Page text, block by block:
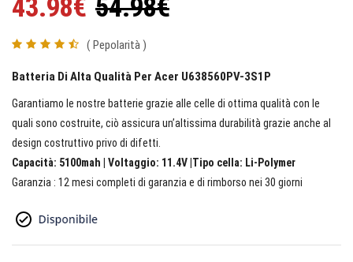
43.98€ 54.98€
( Pepolarità )
Batteria Di Alta Qualità Per Acer U638560PV-3S1P
Garantiamo le nostre batterie grazie alle celle di ottima qualità con le
quali sono costruite, ciò assicura un’altissima durabilità grazie anche al
design costruttivo privo di difetti.
Capacità: 5100mah | Voltaggio: 11.4V |Tipo cella: Li-Polymer
Garanzia : 12 mesi completi di garanzia e di rimborso nei 30 giorni